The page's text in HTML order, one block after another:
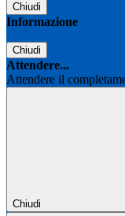
Chiudi
Informazione
Chiudi
Attendere...
Attendere il
Chiudi